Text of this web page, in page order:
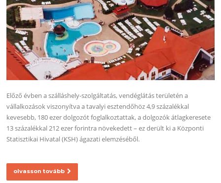
Előző évben a szálláshely-szolgáltatás, vendéglátás területén a
vállalkozások viszonyítva a tavalyi esztendőhöz 4,9 százalékkal
kevesebb, 180 ezer dolgozót foglalkoztattak, a dolgozók átlagkeresete
13 százalékkal 212 ezer forintra növekedett – ez derült ki a Központi
Statisztikai Hivatal (KSH) ágazati elemzéséből.
olvasson tovább